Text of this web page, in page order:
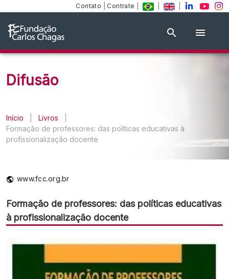
Contato Contrate
Difusão
Início Livros
Formação de professores: das políticas educativas à
profissionalização docente
www.fcc.org.br
Formação de professores: das políticas educativas
à profissionalização docente